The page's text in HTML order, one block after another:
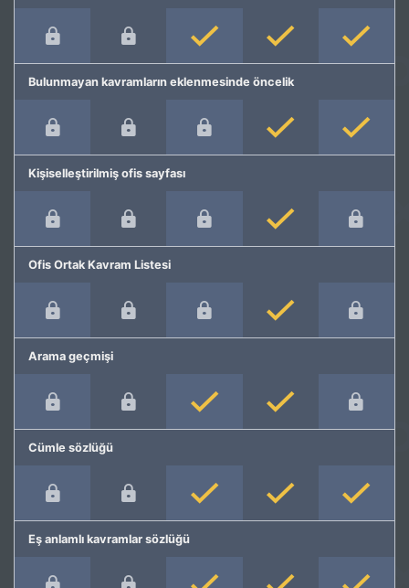
Bulunmayan kavramların eklenmesinde öncelik
Kişiselleştirilmiş ofis sayfası
Ofis Ortak Kavram Listesi
Arama geçmişi
Cümle sözlüğü
Eş anlamlı kavramlar sözlüğü